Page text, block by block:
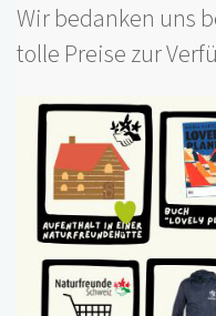
Wir bedanken uns
tolle Preise zur